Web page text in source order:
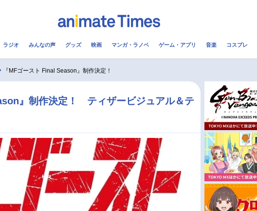
コスプレ 2.5次元 配信・Vtuber
実写化映画一覧
男性声優/女性声優一覧
今期アニメ曜日別一覧
春アニメ
FOLLOW US
ラジオ みんなの声 グッズ 映画 マンガ・ラノベ ゲーム・アプリ 音楽 コスプレ
『MFゴースト Final Season』制作決定！
』制作決定！ ティザービジュアル＆テ